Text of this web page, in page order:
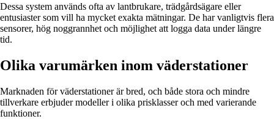
Dessa system används ofta av lantbrukare, trädgårdsägare eller
entusiaster som vill ha mycket exakta mätningar. De har vanligtvis flera
sensorer, hög noggrannhet och möjlighet att logga data under längre
tid.
Olika varumärken inom väderstationer
Marknaden för väderstationer är bred, och både stora och mindre
tillverkare erbjuder modeller i olika prisklasser och med varierande
funktioner.